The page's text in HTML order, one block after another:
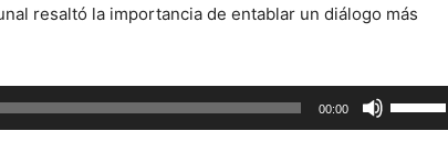
resaltó la importancia de entablar un diálogo más
00:00
las